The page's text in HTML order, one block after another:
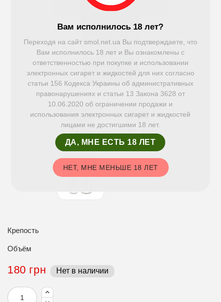
Крепость
Объём
180 грн Нет в наличии
Вам исполнилось 18 лет?
Переходя на сайт smol.net.ua Вы подтверждаете, что
Вам исполнилось 18 лет и Вы ознакомлены с
ответственностью при покупке и использовании
электронных сигарет и жидкостей для них согласно
статьи 156 Кодекса Украины об административных
правонарушениях и статьи 13 Закона 3628 от
10.06.2020 об ограничении продажи и
использования электронных сигарет и жидкостей
лицами не достигшими 18 лет.
ДА, МНЕ ЕСТЬ 18 ЛЕТ
НЕТ, МНЕ МЕНЬШЕ 18 ЛЕТ